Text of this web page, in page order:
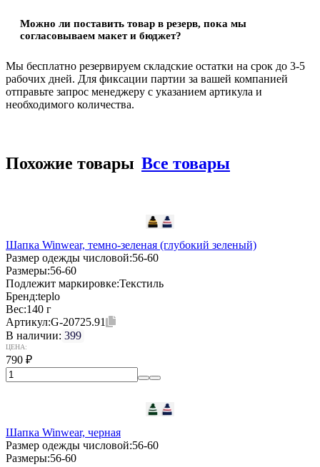
Можно ли поставить товар в резерв, пока мы
согласовываем макет и бюджет?
Мы бесплатно резервируем складские остатки на срок до 3-5
рабочих дней. Для фиксации партии за вашей компанией
отправьте запрос менеджеру с указанием артикула и
необходимого количества.
Похожие товары Все товары
Шапка Winwear, темно-зеленая (глубокий зеленый)
Размер одежды числовой:56-60
Размеры:56-60
Подлежит маркировке:Текстиль
Бренд:teplo
Вес:140 г
Артикул:G-20725.91
В наличии: 399
ЦЕНА:
790 ₽
Шапка Winwear, черная
Размер одежды числовой:56-60
Размеры:56-60